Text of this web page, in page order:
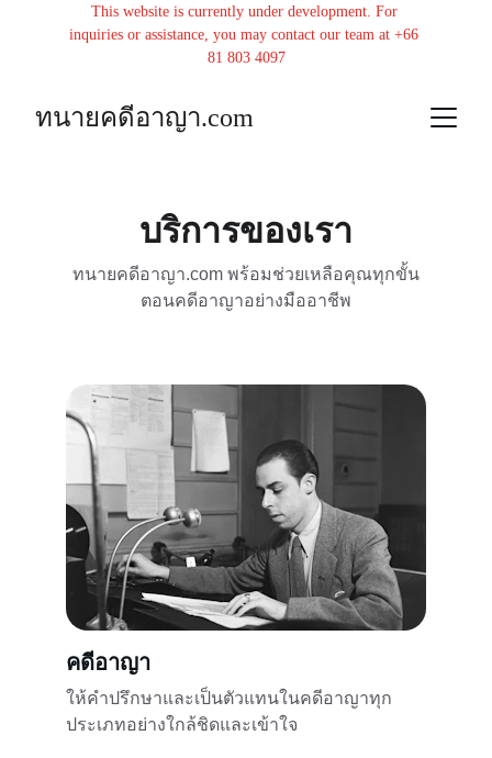
This website is currently under development. For
inquiries or assistance, you may contact our team at +66
81 803 4097
ทนายคดีอาญา.com
บริการของเรา
ทนายคดีอาญา.com พร้อมช่วยเหลือคุณทุกขั้น
ตอนคดีอาญาอย่างมืออาชีพ
คดีอาญา
ให้คำปรึกษาและเป็นตัวแทนในคดีอาญาทุก
ประเภทอย่างใกล้ชิดและเข้าใจ